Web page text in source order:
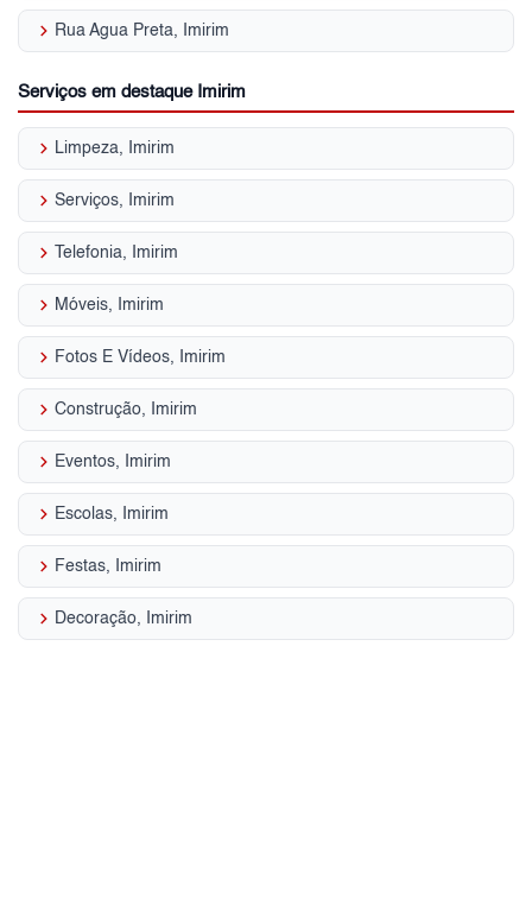
keyboard_arrow_right Rua Agua Preta, Imirim
Serviços em destaque Imirim
keyboard_arrow_right Limpeza, Imirim
keyboard_arrow_right Serviços, Imirim
keyboard_arrow_right Telefonia, Imirim
keyboard_arrow_right Móveis, Imirim
keyboard_arrow_right Fotos E Vídeos, Imirim
keyboard_arrow_right Construção, Imirim
keyboard_arrow_right Eventos, Imirim
keyboard_arrow_right Escolas, Imirim
keyboard_arrow_right Festas, Imirim
keyboard_arrow_right Decoração, Imirim